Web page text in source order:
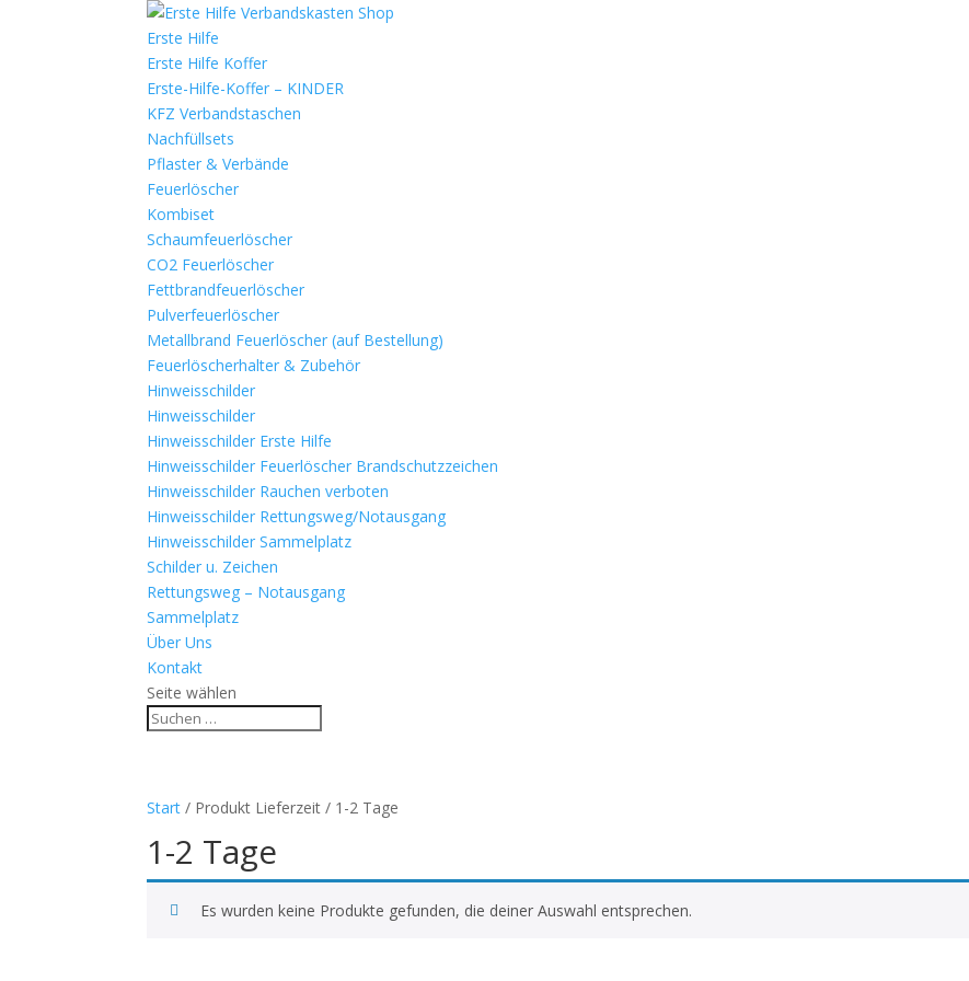
Erste Hilfe
Erste Hilfe Koffer
Erste-Hilfe-Koffer – KINDER
KFZ Verbandstaschen
Nachfüllsets
Pflaster & Verbände
Feuerlöscher
Kombiset
Schaumfeuerlöscher
CO2 Feuerlöscher
Fettbrandfeuerlöscher
Pulverfeuerlöscher
Metallbrand Feuerlöscher (auf Bestellung)
Feuerlöscherhalter & Zubehör
Hinweisschilder
Hinweisschilder
Hinweisschilder Erste Hilfe
Hinweisschilder Feuerlöscher Brandschutzzeichen
Hinweisschilder Rauchen verboten
Hinweisschilder Rettungsweg/Notausgang
Hinweisschilder Sammelplatz
Schilder u. Zeichen
Rettungsweg – Notausgang
Sammelplatz
Über Uns
Kontakt
Seite wählen
Start / Produkt Lieferzeit / 1-2 Tage
1-2 Tage
Es wurden keine Produkte gefunden, die deiner Auswahl entsprechen.